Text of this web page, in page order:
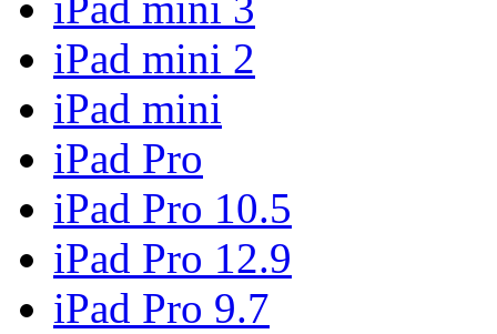
iPad mini 2
iPad mini
iPad Pro
iPad Pro 10.5
iPad Pro 12.9
iPad Pro 9.7